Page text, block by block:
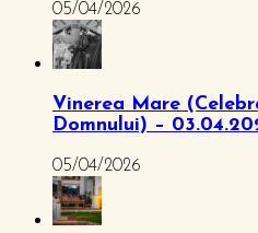
05/04/2026
Vinerea Mare
Domnului) –
05/04/2026